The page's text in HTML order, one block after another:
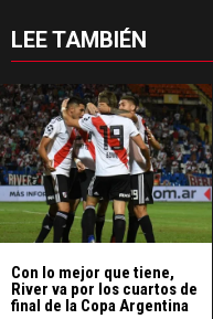
LEE TAMBIÉN
Con lo mejor que tiene,
River va por los cuartos de
final de la Copa Argentina